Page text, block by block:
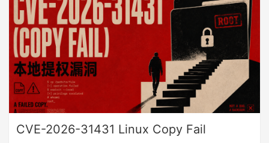
CVE-2026-31431 Linux Copy Fail